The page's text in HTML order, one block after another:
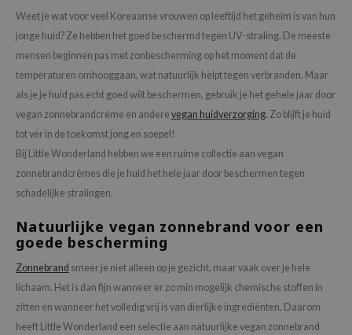
Mate
Weet je wat voor veel Koreaanse vrouwen op leeftijd het geheim is van hun
jonge huid? Ze hebben het goed beschermd tegen UV-straling. De meeste
mensen beginnen pas met zonbescherming op het moment dat de
temperaturen omhooggaan, wat natuurlijk helpt tegen verbranden. Maar
als je je huid pas echt goed wilt beschermen, gebruik je het gehele jaar door
vegan zonnebrandcrème en andere vegan huidverzorging. Zo blijft je huid
tot ver in de toekomst jong en soepel!
Bij Little Wonderland hebben we een ruime collectie aan vegan
zonnebrandcrèmes die je huid het hele jaar door beschermen tegen
schadelijke stralingen.
Natuurlijke vegan zonnebrand voor een
goede bescherming
Zonnebrand smeer je niet alleen op je gezicht, maar vaak over je hele
lichaam. Het is dan fijn wanneer er zo min mogelijk chemische stoffen in
zitten en wanneer het volledig vrij is van dierlijke ingrediënten. Daarom
heeft Little Wonderland een selectie aan natuurlijke vegan zonnebrand